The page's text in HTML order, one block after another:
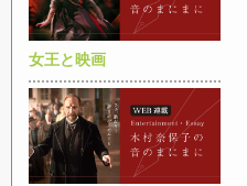
女王と映画